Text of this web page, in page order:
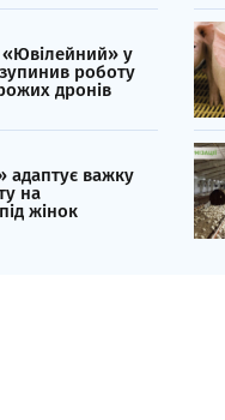
у
роботу
дронів
адаптує важку
на
жінок